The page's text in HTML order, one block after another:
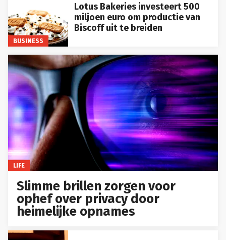
BUSINESS
Lotus Bakeries investeert 500
miljoen euro om productie van
Biscoff uit te breiden
LIFE
Slimme brillen zorgen voor
ophef over privacy door
heimelijke opnames